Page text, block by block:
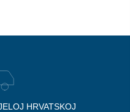
HRVATSKOJ